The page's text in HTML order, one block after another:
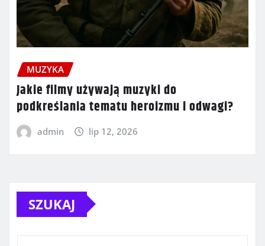
MUZYKA
Jakie filmy używają muzyki do
podkreślania tematu heroizmu i odwagi?
admin lip 12, 2026
SZUKAJ